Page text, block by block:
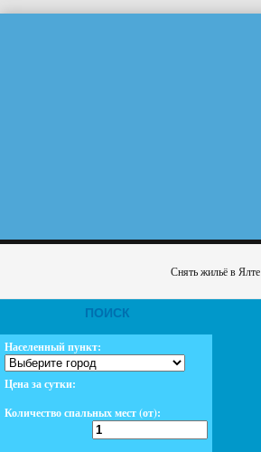
Снять жильё в Ялте
ПОИСК
Населенный пункт:
Цена за сутки:
Количество спальных мест (от):